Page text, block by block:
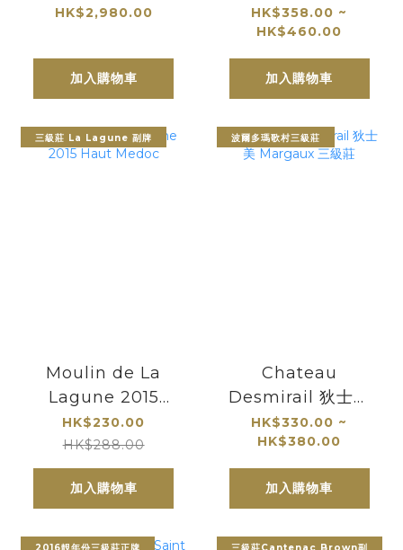
莊園 Margaux
HK$2,980.00
加入購物車
級莊
HK$358.00 ~
HK$460.00
加入購物車
三級莊 La Lagune 副牌
Moulin de La
Lagune 2015
Haut Medoc
HK$230.00
HK$288.00
加入購物車
波爾多瑪歌村三級莊
Chateau
Desmirail 狄士美
Margaux 三級莊
HK$330.00 ~
HK$380.00
加入購物車